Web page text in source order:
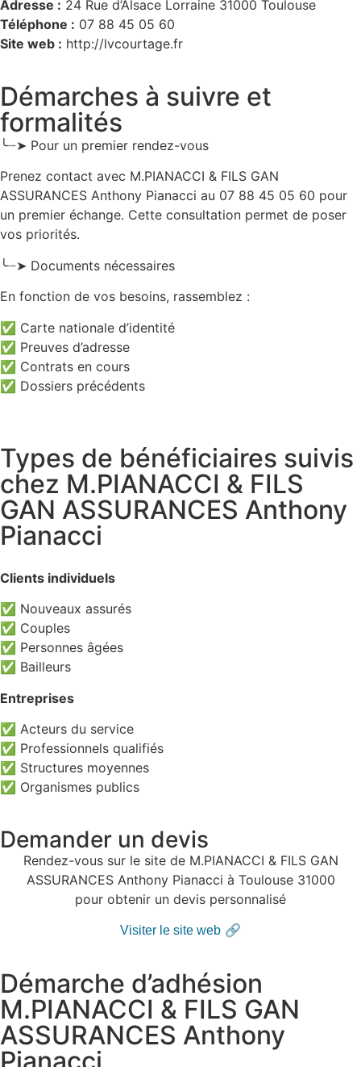
Adresse : 24 Rue d’Alsace Lorraine 31000 Toulouse
Téléphone : 07 88 45 05 60
Site web : http://lvcourtage.fr
Démarches à suivre et
formalités
╰┈➤ Pour un premier rendez-vous
Prenez contact avec M.PIANACCI & FILS GAN
ASSURANCES Anthony Pianacci au 07 88 45 05 60 pour
un premier échange. Cette consultation permet de poser
vos priorités.
╰┈➤ Documents nécessaires
En fonction de vos besoins, rassemblez :
✅ Carte nationale d’identité
✅ Preuves d’adresse
✅ Contrats en cours
✅ Dossiers précédents
Types de bénéficiaires suivis
chez M.PIANACCI & FILS
GAN ASSURANCES Anthony
Pianacci
Clients individuels
✅ Nouveaux assurés
✅ Couples
✅ Personnes âgées
✅ Bailleurs
Entreprises
✅ Acteurs du service
✅ Professionnels qualifiés
✅ Structures moyennes
✅ Organismes publics
Demander un devis
Rendez-vous sur le site de M.PIANACCI & FILS GAN
ASSURANCES Anthony Pianacci à Toulouse 31000
pour obtenir un devis personnalisé
Visiter le site web 🔗
Démarche d’adhésion
M.PIANACCI & FILS GAN
ASSURANCES Anthony